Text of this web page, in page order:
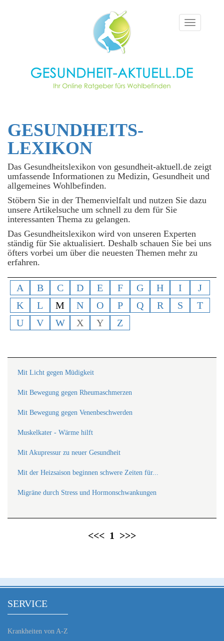
Toggle
navigation
GESUNDHEITS­
LEXIKON
Das Gesundheitslexikon von gesundheit-aktuell.de zeigt
umfassende Informationen zu Medizin, Gesundheit und
allgemeines Wohlbefinden.
Stöbern Sie in der Themenvielfalt und nutzen Sie dazu
unsere Artikelsuche um schnell zu dem für Sie
interessanten Thema zu gelangen.
Das Gesundheitslexikon wird von unseren Experten
ständig für Sie aktualisiert. Deshalb schauen Sie bei uns
öfters vorbei um über die neuesten Themen mehr zu
erfahren.
A B C D E F G H I
J
K
L M N O P Q R S
T
U
V W X Y Z
Mit Licht gegen Müdigkeit
Mit Bewegung gegen Rheumaschmerzen
Mit Bewegung gegen Venenbeschwerden
Muskelkater - Wärme hilft
Mit Akupressur zu neuer Gesundheit
Mit der Heizsaison beginnen schwere Zeiten für...
Migräne durch Stress und Hormonschwankungen
<<< 1 >>>
SERVICE
Krankheiten von A-Z